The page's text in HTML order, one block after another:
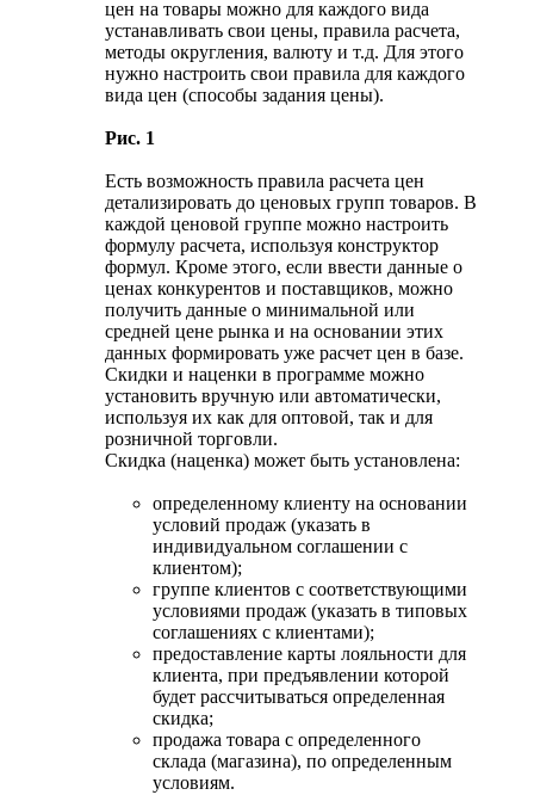
цен на товары можно для каждого вида
устанавливать свои цены, правила расчета,
методы округления, валюту и т.д. Для этого
нужно настроить свои правила для каждого
вида цен (способы задания цены).
Рис. 1
Есть возможность правила расчета цен
детализировать до ценовых групп товаров. В
каждой ценовой группе можно настроить
формулу расчета, используя конструктор
формул. Кроме этого, если ввести данные о
ценах конкурентов и поставщиков, можно
получить данные о минимальной или
средней цене рынка и на основании этих
данных формировать уже расчет цен в базе.
Скидки и наценки в программе можно
установить вручную или автоматически,
используя их как для оптовой, так и для
розничной торговли.
Скидка (наценка) может быть установлена:
определенному клиенту на основании
условий продаж (указать в
индивидуальном соглашении с
клиентом);
группе клиентов с соответствующими
условиями продаж (указать в типовых
соглашениях с клиентами);
предоставление карты лояльности для
клиента, при предъявлении которой
будет рассчитываться определенная
скидка;
продажа товара с определенного
склада (магазина), по определенным
условиям.